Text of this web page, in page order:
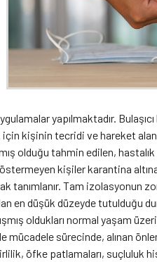
yapılmaktadır.
kişinin tecridi ve hareket
olduğu tahmin edilen,
kişiler karantina
tanımlanır. Tam izolasyonun
en düşük düzeyde tutulduğu
oldukları normal yaşam
mücadele sürecinde, alınan
öfke patlamaları, suçluluk